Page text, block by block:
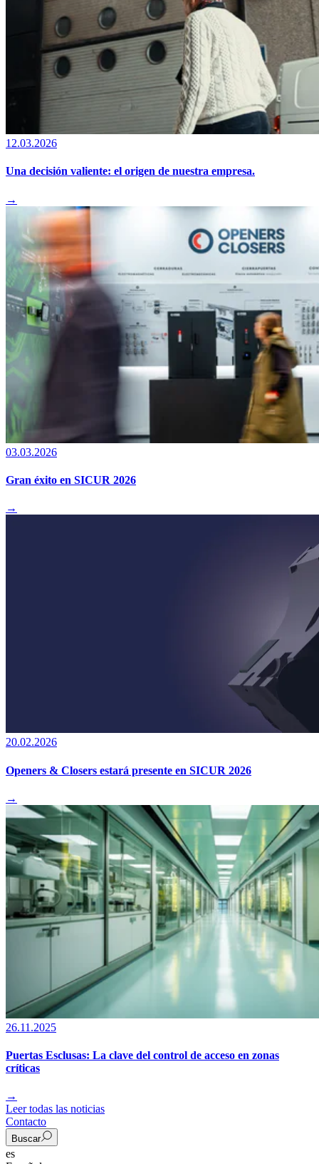
12.03.2026
Una decisión valiente: el origen de nuestra empresa.
→
03.03.2026
Gran éxito en SICUR 2026
→
20.02.2026
Openers & Closers estará presente en SICUR 2026
→
26.11.2025
Puertas Esclusas: La clave del control de acceso en zonas
críticas
→
Leer todas las noticias
Contacto
Buscar
es